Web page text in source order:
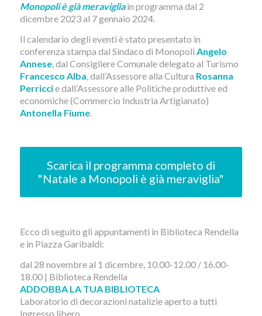
Monopoli è già meravigliain programma dal 2
dicembre 2023 al 7 gennaio 2024.
Il calendario degli eventi è stato presentato in
conferenza stampa dal Sindaco di Monopoli Angelo
Annese, dal Consigliere Comunale delegato al Turismo
Francesco Alba , dall’Assessore alla Cultura Rosanna
Perriccie dall’Assessore alle Politiche produttive ed
economiche (Commercio Industria Artigianato)
Antonella Fiume.
Scarica il programma completo di
"Natale a Monopoli è già meraviglia"
Ecco di seguito gli appuntamenti in Biblioteca Rendella
e in Piazza Garibaldi:
dal 28 novembre al 1 dicembre, 10.00-12.00 / 16.00-
18.00 | Biblioteca Rendella
ADDOBBA LA TUA BIBLIOTECA
Laboratorio di decorazioni natalizie aperto a tutti
Ingresso libero